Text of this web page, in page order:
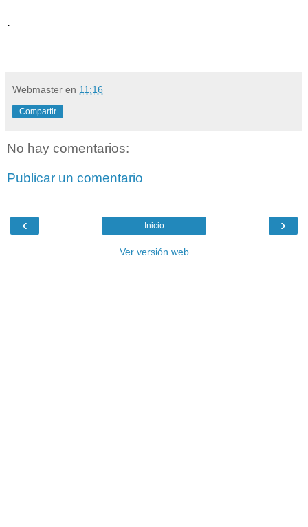
.
Webmaster en 11:16
Compartir
No hay comentarios:
Publicar un comentario
‹ ›
Inicio
Ver versión web